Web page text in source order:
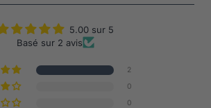
5.00 sur 5
Basé sur 2 avis
2
0
0